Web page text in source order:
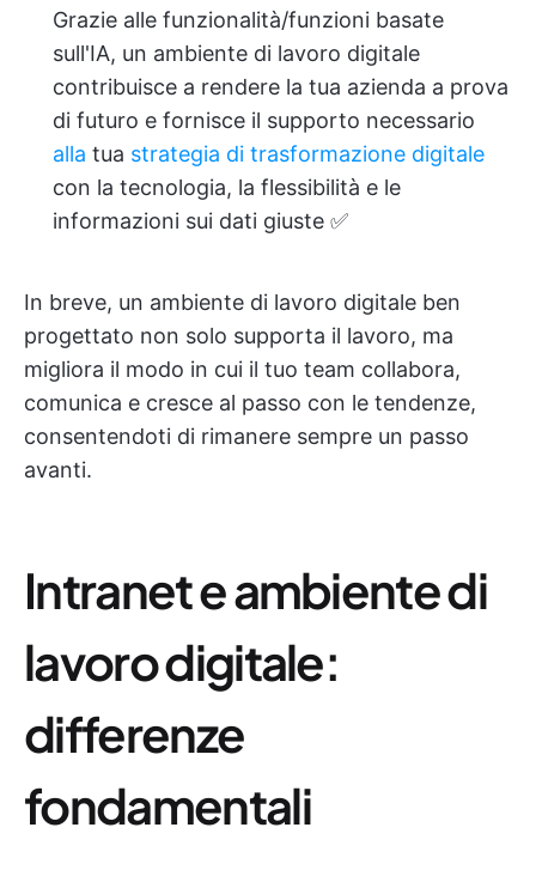
Grazie alle funzionalità/funzioni basate
sull'IA, un ambiente di lavoro digitale
contribuisce a rendere la tua azienda a prova
di futuro e fornisce il supporto necessario
alla tua strategia di trasformazione digitale
con la tecnologia, la flessibilità e le
informazioni sui dati giuste ✅
In breve, un ambiente di lavoro digitale ben
progettato non solo supporta il lavoro, ma
migliora il modo in cui il tuo team collabora,
comunica e cresce al passo con le tendenze,
consentendoti di rimanere sempre un passo
avanti.
Intranet e ambiente di
lavoro digitale:
differenze
fondamentali